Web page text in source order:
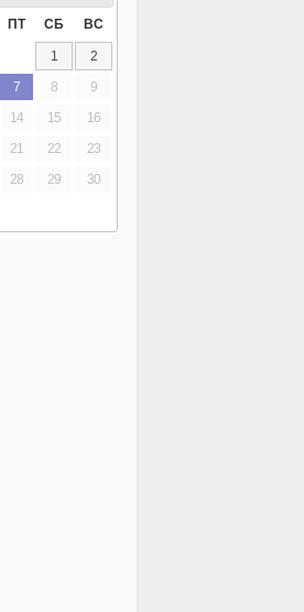
ПТ СБ ВС
1
2
7 8
9
14 15
16
21 22
23
28 29
30